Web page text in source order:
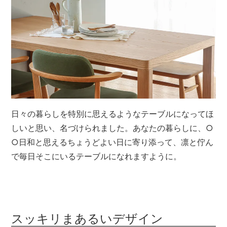
日々の暮らしを特別に思えるようなテーブルになってほ
しいと思い、名づけられました。あなたの暮らしに、○
○日和と思えるちょうどよい日に寄り添って、凛と佇ん
で毎日そこにいるテーブルになれますように。
スッキリまあるいデザイン